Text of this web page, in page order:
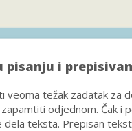
pisanju i
veoma težak zadatak za
odjednom. Čak i
dela teksta. Prepisan